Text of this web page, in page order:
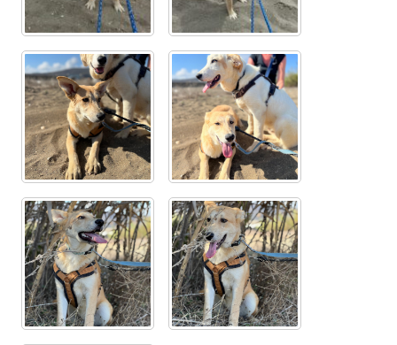
Aktion „Hilfe La Linea“
Updates „Hilfe La Linea“
Partnertierheim in Bulgarien
Partnertierheim in Polen